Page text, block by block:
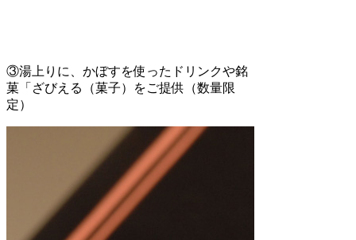
③湯上りに、かぼすを使ったドリンクや銘
菓「ざびえる（菓子）をご提供（数量限
定）